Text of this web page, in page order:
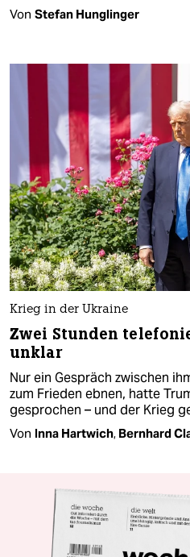
Von Stefan Hunglinger
Krieg in der Ukraine
Zwei Stunden
unklar
Nur ein Gespräch zwischen
zum Frieden ebnen, hatte
gesprochen – und der Krieg
Von Inna Hartwich, Bernhard